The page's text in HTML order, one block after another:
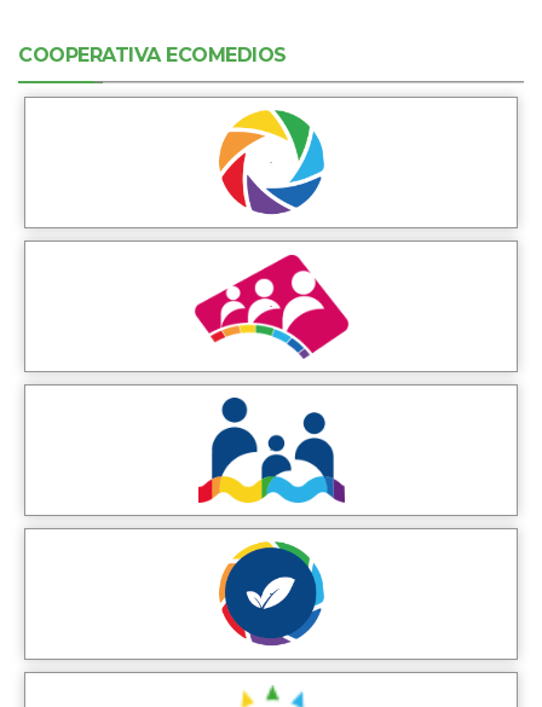
COOPERATIVA ECOMEDIOS